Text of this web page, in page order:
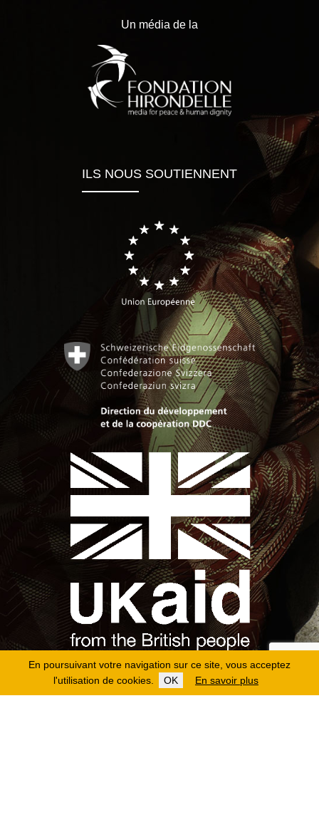
En poursuivant votre navigation sur ce site, vous acceptez
l'utilisation de cookies.
OK En savoir plus
Un média de la
ILS NOUS SOUTIENNENT